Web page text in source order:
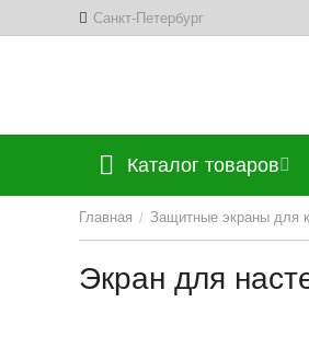
Санкт-Петербург
Каталог товаров
Главная / Защитные экраны для
Экран для